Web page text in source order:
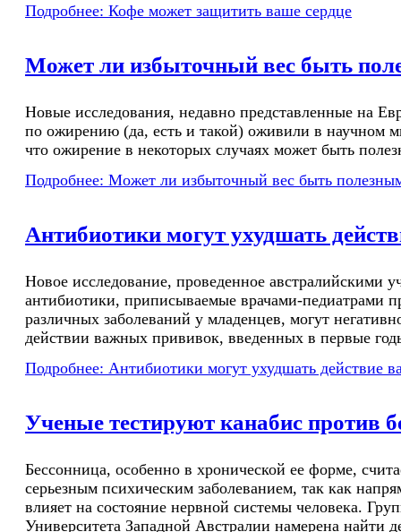
Подробнее: Кофе может защитить ваше сердце
Может ли избыточный вес быть
Новые исследования, недавно представленные на
по ожирению (да, есть и такой) оживили в научном
что ожирение в некоторых случаях может быть
Подробнее: Может ли избыточный вес быть
Антибиотики могут ухудшать
Новое исследование, проведенное австралийскими
антибиотики, приписываемые врачами-педиатрами
различных заболеваний у младенцев, могут
действии важных прививок, введенных в первые
Подробнее: Антибиотики могут ухудшать действие
Ученые тестируют канабис против
Бессонница, особенно в хронической ее форме,
серьезным психическим заболеванием, так как
влияет на состояние нервной системы человека.
Университета Западной Австралии намерена найти